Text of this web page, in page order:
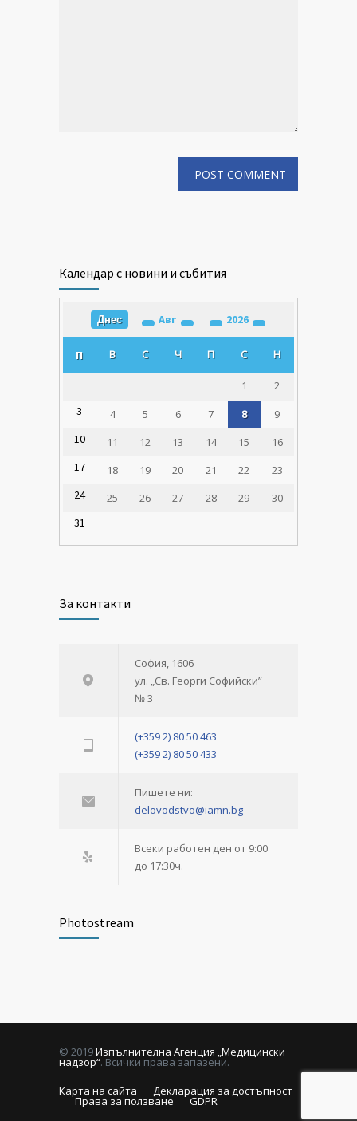
Календар с новини и събития
Днес Авг 2026
П В С Ч П С Н
1
2
3
4 5 6 7 8
9
10
11 12 13 14 15
16
17
18 19 20 21 22
23
24
25 26 27 28 29
30
31
За контакти
София, 1606
ул. „Св. Георги Софийски”
№ 3
(+359 2) 80 50 463
(+359 2) 80 50 433
Пишете ни:
delovodstvo@iamn.bg
Всеки работен ден от 9:00
до 17:30ч.
Photostream
© 2019Изпълнителна Агенция „Медицински
надзор“. Всички права запазени.
Карта на сайта
Декларация за достъпност
Права за ползване GDPR